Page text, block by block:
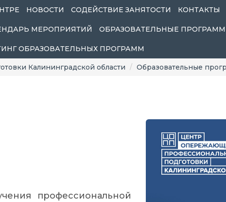
НОВОСТИ СОДЕЙСТВИЕ ЗАНЯТОСТИ КОНТАКТЫ
МЕРОПРИЯТИЙ ОБРАЗОВАТЕЛЬНЫЕ
ОБРАЗОВАТЕЛЬНЫХ ПРОГРАММ
Калининградской области Образовательные
профессиональной